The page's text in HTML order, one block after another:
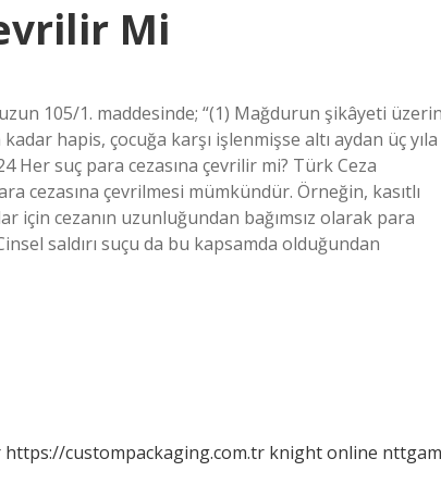
Mi
105/1. maddesinde; “(1) Mağdurun şikâyeti
hapis, çocuğa karşı işlenmişse altı aydan üç yıla
Her suç para cezasına çevrilir mi? Türk Ceza
cezasına çevrilmesi mümkündür. Örneğin, kasıtlı
için cezanın uzunluğundan bağımsız olarak para
saldırı suçu da bu kapsamda olduğundan
https://custompackaging.com.tr knight online